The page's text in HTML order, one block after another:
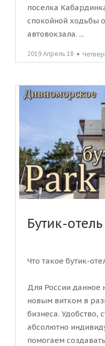
поселка
спокойной ходьбы
автовокзала. ...
2019 Апрель 18 ●
Бутик-
Что такое бутик-
Для России данное
новым витком в
бизнеса. Удобство,
абсолютно
помогаем